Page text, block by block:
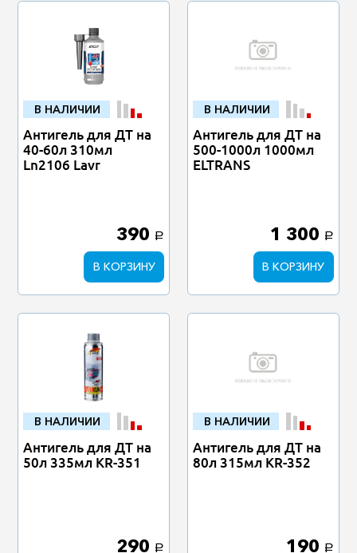
В НАЛИЧИИ
Антигель для ДТ на
40-60л 310мл
Ln2106 Lavr
390 a
В КОРЗИНУ
В НАЛИЧИИ
Антигель для ДТ на
500-1000л 1000мл
ELTRANS
1 300 a
В КОРЗИНУ
В НАЛИЧИИ
Антигель для ДТ на
50л 335мл KR-351
290 a
В НАЛИЧИИ
Антигель для ДТ на
80л 315мл KR-352
190 a